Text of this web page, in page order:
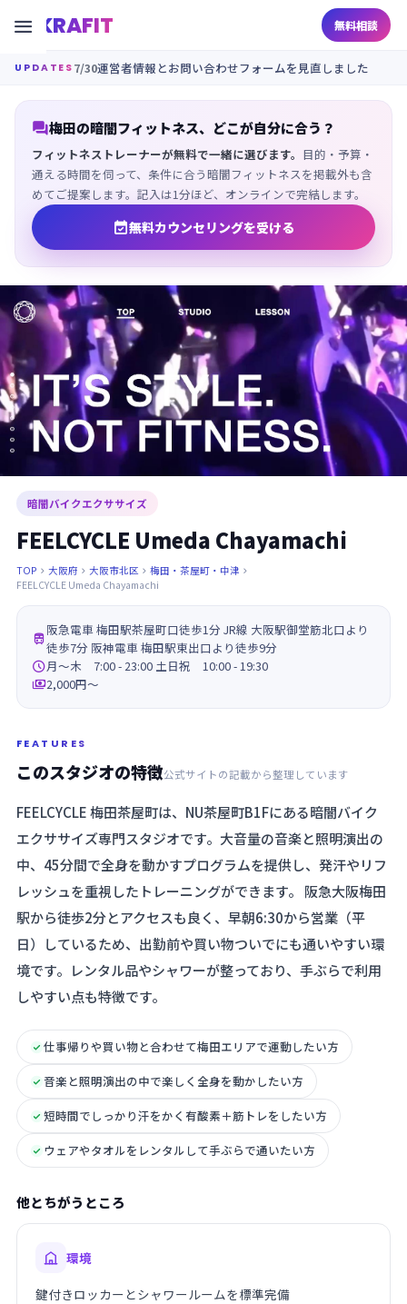
KRAFIT 無料相談

UPDATES 7/30運営者情報とお問い合わせフォームを見直しました
梅田の暗闇フィットネス、どこが自分に合う？
フィットネストレーナーが無料で一緒に選びます。 目的・予算・
通える時間を伺って、条件に合う暗闇フィットネスを掲載外も含
めてご提案します。記入は1分ほど、オンラインで完結します。
無料カウンセリングを受ける
暗闇バイクエクササイズ
FEELCYCLE Umeda Chayamachi
TOP  大阪府  大阪市北区  梅田・茶屋町・中津 
FEELCYCLE Umeda Chayamachi

阪急電車 梅田駅茶屋町口徒歩1分 JR線 大阪駅御堂筋北口より
徒歩7分 阪神電車 梅田駅東出口より徒歩9分
月～木 7:00 - 23:00 土日祝 10:00 - 19:30
2,000円〜
FEATURES
このスタジオの特徴公式サイトの記載から整理しています
FEELCYCLE 梅田茶屋町は、NU茶屋町B1Fにある暗闇バイク
エクササイズ専門スタジオです。大音量の音楽と照明演出の
中、45分間で全身を動かすプログラムを提供し、発汗やリフ
レッシュを重視したトレーニングができます。 阪急大阪梅田
駅から徒歩2分とアクセスも良く、早朝6:30から営業（平
日）しているため、出勤前や買い物ついでにも通いやすい環
境です。レンタル品やシャワーが整っており、手ぶらで利用
しやすい点も特徴です。
仕事帰りや買い物と合わせて梅田エリアで運動したい方
音楽と照明演出の中で楽しく全身を動かしたい方
短時間でしっかり汗をかく有酸素＋筋トレをしたい方
ウェアやタオルをレンタルして手ぶらで通いたい方
他とちがうところ
環境
鍵付きロッカーとシャワールームを標準完備